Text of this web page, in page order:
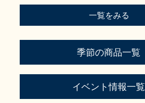
一覧をみる
季節の商品一覧
イベント情報一覧